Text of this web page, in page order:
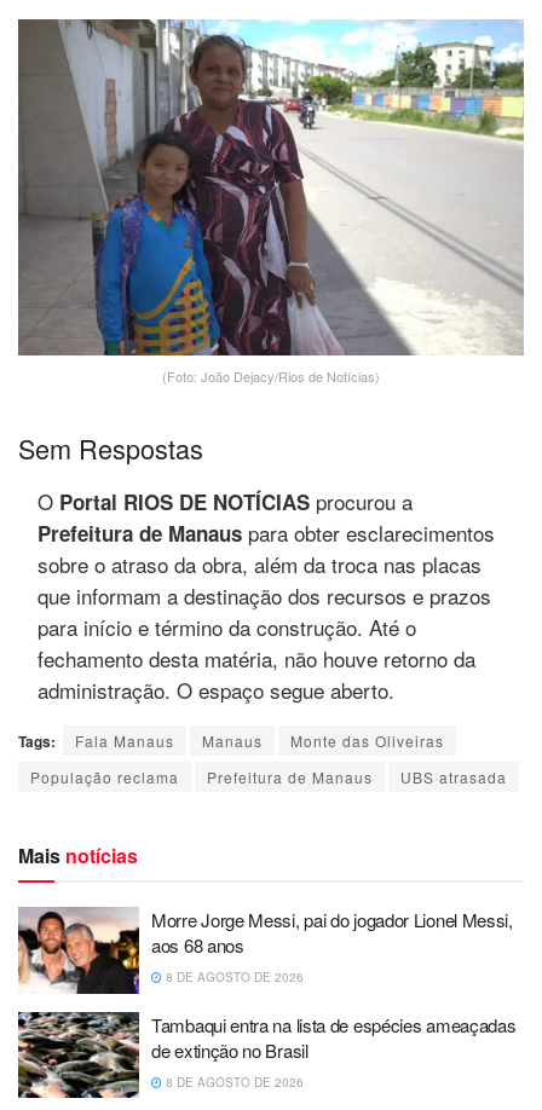
(Foto: João Dejacy/Rios de Notícias)
Sem Respostas
O Portal RIOS DE NOTÍCIAS procurou a
Prefeitura de Manaus para obter esclarecimentos
sobre o atraso da obra, além da troca nas placas
que informam a destinação dos recursos e prazos
para início e término da construção. Até o
fechamento desta matéria, não houve retorno da
administração. O espaço segue aberto.
Tags: Fala Manaus Manaus
Monte das Oliveiras
População reclama
Prefeitura de Manaus UBS atrasada
Mais notícias
Morre Jorge Messi, pai do jogador Lionel Messi,
aos 68 anos
8 DE AGOSTO DE 2026
Tambaqui entra na lista de espécies ameaçadas
de extinção no Brasil
8 DE AGOSTO DE 2026